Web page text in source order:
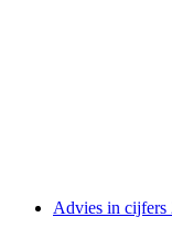
Advies in cijfers